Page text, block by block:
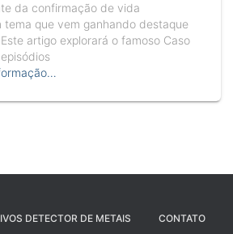
da confirmação de vida
tema que vem ganhando destaque
artigo explorará o famoso Caso
DETECTOR DE METAIS CONTATO